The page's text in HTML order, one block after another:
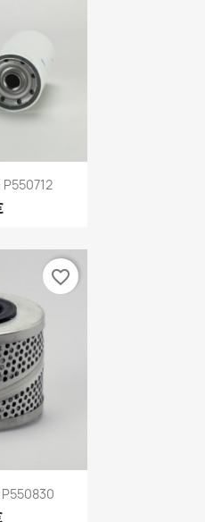
favorite_border